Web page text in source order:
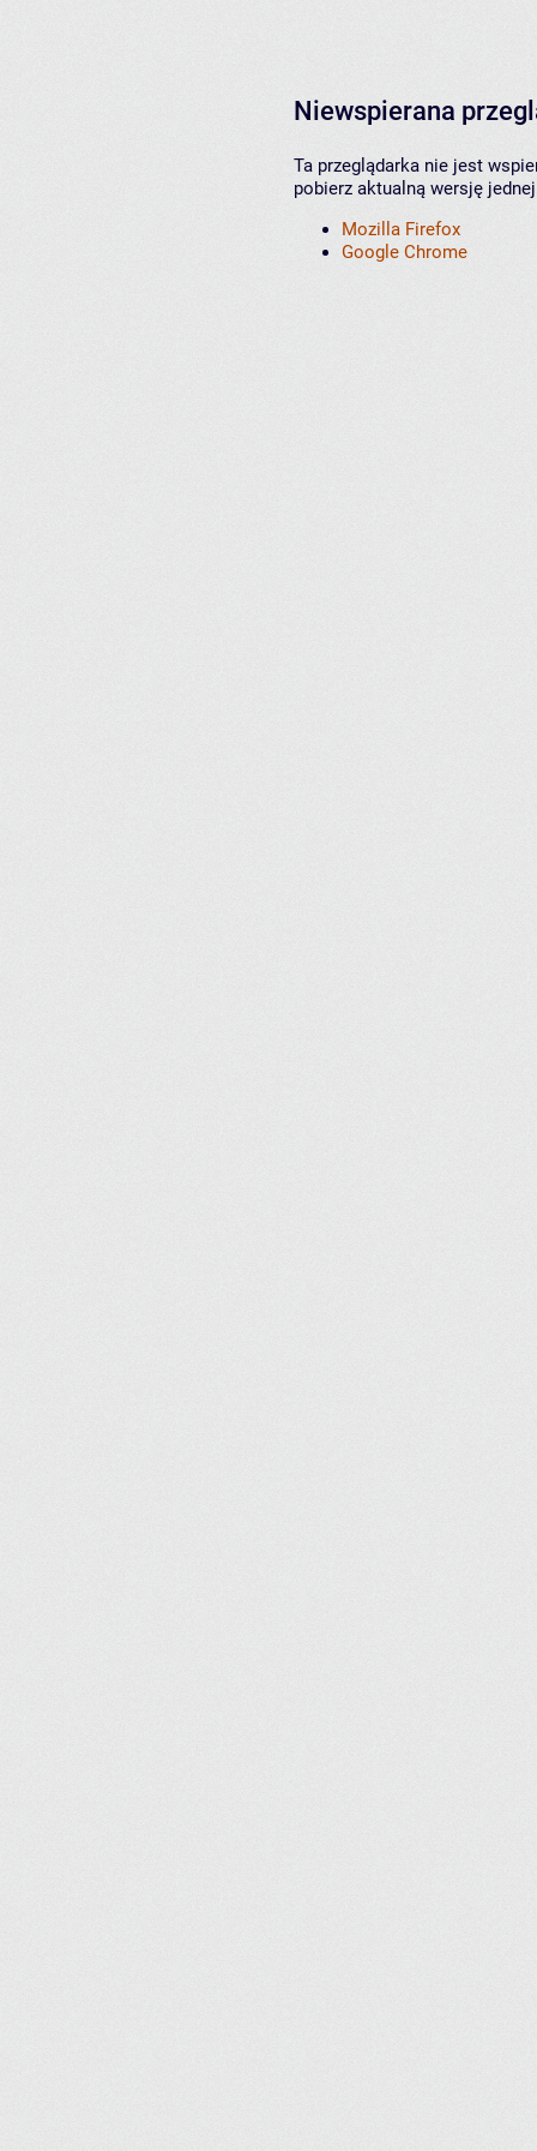
Niewspierana
Ta przeglądarka nie jest
pobierz aktualną wersję
Mozilla Firefox
Google Chrome